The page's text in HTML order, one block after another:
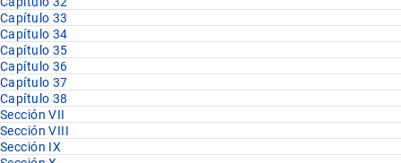
Capítulo 33
Capítulo 34
Capítulo 35
Capítulo 36
Capítulo 37
Capítulo 38
Sección VII
Sección VIII
Sección IX